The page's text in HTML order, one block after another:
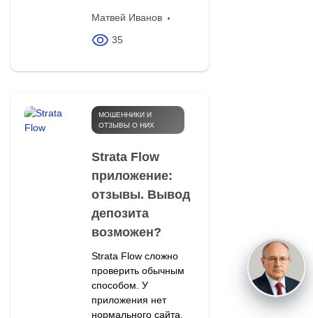
Матвей Иванов
35
МОШЕННИКИ И
ОТЗЫВЫ О НИХ
Strata Flow
приложение:
отзывы. Вывод
депозита
возможен?
Strata Flow сложно
проверить обычным
способом. У
приложения нет
нормального сайта,